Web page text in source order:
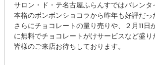
サロン・ド・テ名古屋ふらんすではバレンタ
本格のボンボンショコラから昨年も好評だ
さらにチョコレートの量り売りや、２月11
に無料でチョコレートがけサービスなど盛り
皆様のご来店お待ちしております。